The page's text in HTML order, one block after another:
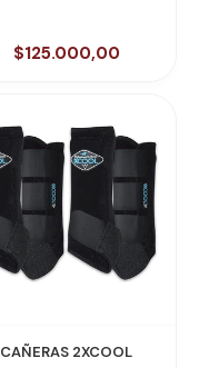
$125.000,00
CAÑERAS 2XCOOL